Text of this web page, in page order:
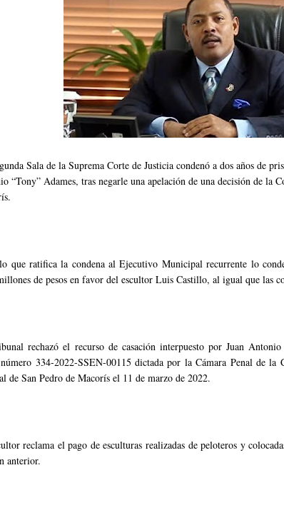
Sala de la Suprema Corte de Justicia condenó a dos años de
“Tony” Adames, tras negarle una apelación de una decisión de la
que ratifica la condena al Ejecutivo Municipal recurrente lo
de pesos en favor del escultor Luis Castillo, al igual que las
rechazó el recurso de casación interpuesto por Juan
334-2022-SSEN-00115 dictada por la Cámara Penal de la
de San Pedro de Macorís el 11 de marzo de 2022.
reclama el pago de esculturas realizadas de peloteros y
anterior.